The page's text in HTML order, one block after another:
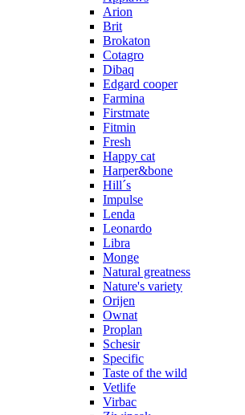
Arion
Brit
Brokaton
Cotagro
Dibaq
Edgard cooper
Farmina
Firstmate
Fitmin
Fresh
Happy cat
Harper&bone
Hill´s
Impulse
Lenda
Leonardo
Libra
Monge
Natural greatness
Nature's variety
Orijen
Ownat
Proplan
Schesir
Specific
Taste of the wild
Vetlife
Virbac